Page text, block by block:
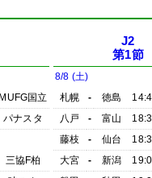
MUFG国立
パナスタ
三協F柏
J2
第1節
8/8 (土)
札幌
- 徳島
八戸
- 富山
藤枝
- 仙台
大宮
- 新潟